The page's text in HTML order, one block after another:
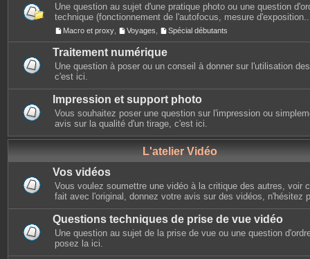
Une question au sujet d'une pratique photo ou une question
technique (fonctionnement de l'autofocus, mesure
Macro et proxy Voyages Spécial débutants
Traitement numérique
Une question à poser ou un conseil à donner sur l'utilisation
c'est ici.
Impression et support photo
Vous souhaitez poser une question sur l'impression ou
avis sur la qualité d'un tirage, c'est ici.
L'atelier Vidéo
Vos vidéos
Vous voulez soumettre une vidéo à la critique des autres, voir
fait avec l'original, donnez votre avis sur des vidéos, n'hésitez
Questions techniques de prise de vue vidéo
Une question au sujet de la prise de vue ou une question
posez la ici.